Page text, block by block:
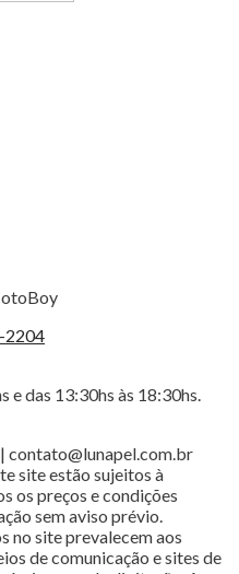
2204
e das 13:30hs às 18:30hs.
contato@lunapel.com.br
site estão sujeitos à
os preços e condições
sem aviso prévio.
no site prevalecem aos
de comunicação e sites de